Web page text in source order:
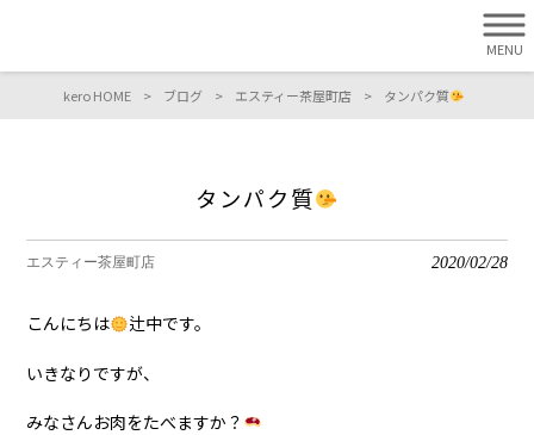
MENU
kero HOME > ブログ > エスティー茶屋町店 > タンパク質
タンパク質
エスティー茶屋町店 2020/02/28
こんにちは 辻中です。
いきなりですが、
みなさんお肉をたべますか？